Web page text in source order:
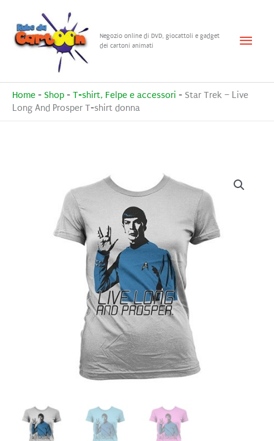
contenuto
Negozio online di DVD, giocattoli e gadget
dei cartoni animati
Menu
Home - Shop - T-shirt, Felpe e accessori - Star Trek – Live
Long And Prosper T-shirt donna